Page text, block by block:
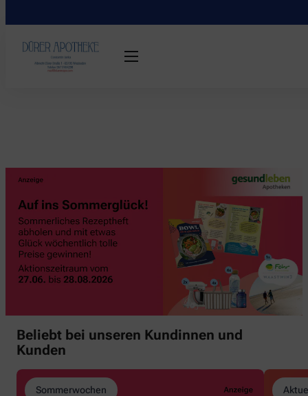
Beliebt bei unseren Kundinnen und
Kunden
Sommerwochen